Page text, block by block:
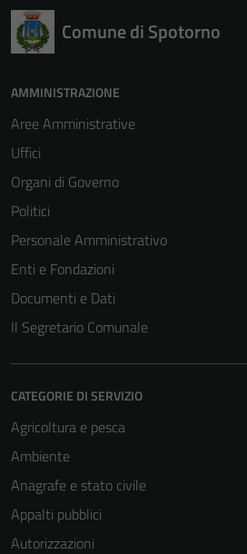
Comune di Spotorno
AMMINISTRAZIONE
Aree Amministrative
Uffici
Organi di Governo
Politici
Personale Amministrativo
Enti e Fondazioni
Documenti e Dati
Il Segretario Comunale
CATEGORIE DI SERVIZIO
Agricoltura e pesca
Ambiente
Anagrafe e stato civile
Appalti pubblici
Autorizzazioni